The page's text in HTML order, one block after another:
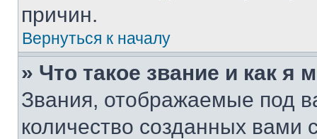
причин.
Вернуться к началу
» Что такое звание и как я
Звания, отображаемые под
количество созданных